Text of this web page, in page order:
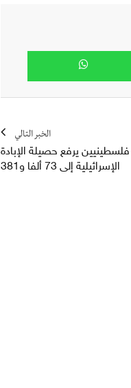
الخبر التالي
غزة.. مقتل 4 فلسطينيين يرفع حصيلة الإبادة
الإسرائيلية إلى 73 ألفا و381